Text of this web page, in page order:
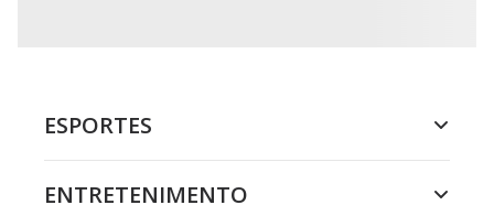
ESPORTES
ENTRETENIMENTO